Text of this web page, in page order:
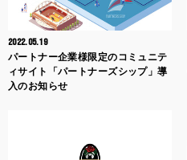
2022.05.19
パートナー企業様限定のコミュニテ
ィサイト「パートナーズシップ」導
入のお知らせ